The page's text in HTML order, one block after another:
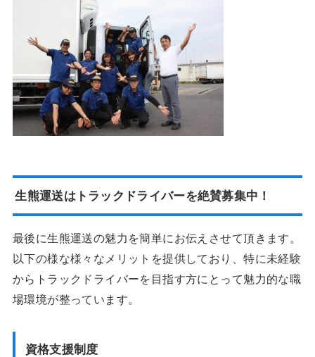
生熊運送はトラックドライバーを絶賛募集中！
最後に生熊運送の魅力を簡単にお伝えさせて頂きます。
以下の様な様々なメリットを提供しており、特に未経験
からトラックドライバーを目指す方にとって魅力的な職
場環境が整っています。
資格支援制度